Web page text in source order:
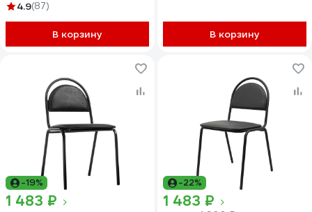
4.9(87)
В корзину В корзину
-19%
1 483 ₽
-22%
1 483 ₽